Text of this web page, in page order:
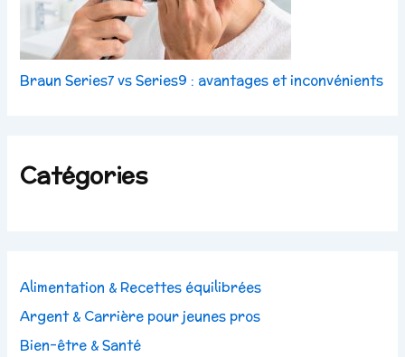
Braun Series7 vs Series9 : avantages et inconvénients
Catégories
Alimentation & Recettes équilibrées
Argent & Carrière pour jeunes pros
Bien-être & Santé